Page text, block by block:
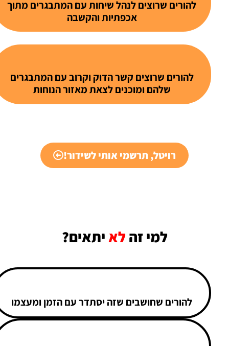
להורים שרוצים לנהל שיחות עם המתבגרים מתוך
אכפתיות והקשבה
להורים שרוצים קשר הדוק וקרוב עם המתבגרים
שלהם ומוכנים לצאת מאזור הנוחות
רויטל, תרשמי אותי לשידור!
למי זהלאיתאים?
להורים שחושבים שזה יסתדר עם הזמן ומעצמו